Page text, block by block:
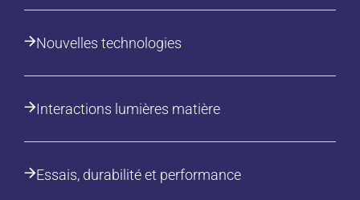
Nouvelles technologies
Interactions lumières matière
Essais, durabilité et performance